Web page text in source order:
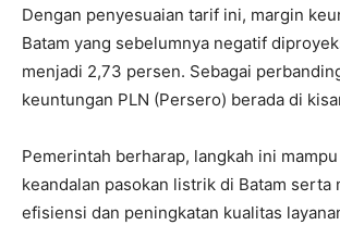
Dengan penyesuaian tarif ini, margin
Batam yang sebelumnya negatif
menjadi 2,73 persen. Sebagai
keuntungan PLN (Persero) berada di
Pemerintah berharap, langkah ini
keandalan pasokan listrik di Batam serta
efisiensi dan peningkatan kualitas